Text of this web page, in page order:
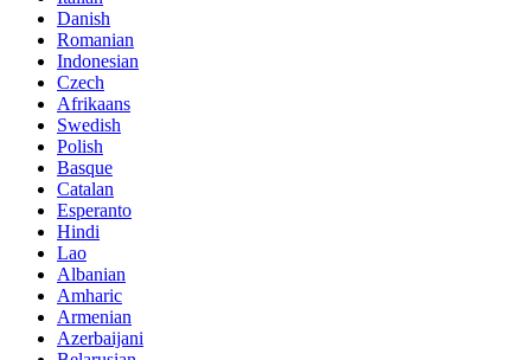
Danish
Romanian
Indonesian
Czech
Afrikaans
Swedish
Polish
Basque
Catalan
Esperanto
Hindi
Lao
Albanian
Amharic
Armenian
Azerbaijani